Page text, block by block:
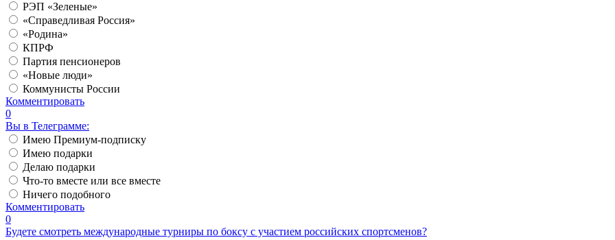
РЭП «Зеленые»
«Справедливая Россия»
«Родина»
КПРФ
Партия пенсионеров
«Новые люди»
Коммунисты России
Комментировать
0
Вы в Телеграмме:
Имею Премиум-подписку
Имею подарки
Делаю подарки
Что-то вместе или все вместе
Ничего подобного
Комментировать
0
Будете смотреть международные турниры по боксу с участием российских спортсменов?